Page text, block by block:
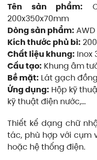
Tên sản phẩm:
200x350x70mm
Dòng sản phẩm:
Kích thước phủ bì:
Chất liệu khung: Inox
Cấu tạo: Khung âm
Bề mặt: Lát gạch
Ứng dụng: Hộp kỹ
kỹ thuật điện nước,…
Thiết kế dạng chữ
tác, phù hợp với cụm
hoặc hệ thống điện.